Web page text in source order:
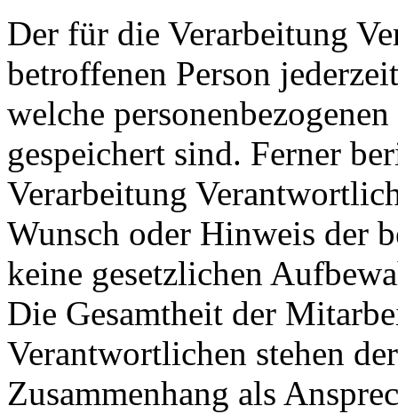
Der für die Verarbeitung
betroffenen Person
welche
gespeichert sind. Ferner
Verarbeitung
Wunsch oder Hinweis der
keine gesetzlichen
Die Gesamtheit der
Verantwortlichen stehen
Zusammenhang als